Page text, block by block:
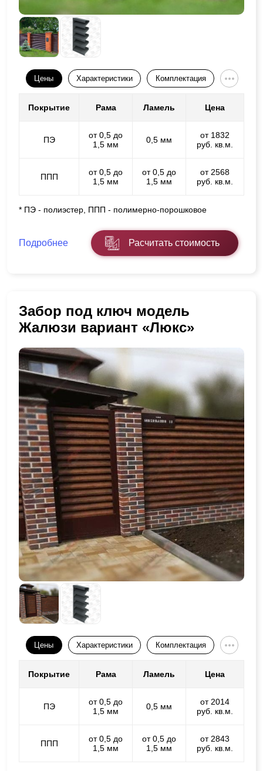
Цены Характеристики Комплектация
Покрытие Рама Ламель Цена
ПЭ
от 0,5 до
1,5 мм
0,5 мм
от 1832
руб. кв.м.
ППП
от 0,5 до
1,5 мм
от 0,5 до
1,5 мм
от 2568
руб. кв.м.
* ПЭ - полиэстер, ППП - полимерно-порошковое
Подробнее Расчитать стоимость
Забор под ключ модель
Жалюзи вариант «Люкс»
Цены Характеристики Комплектация
Покрытие Рама Ламель Цена
ПЭ
от 0,5 до
1,5 мм
0,5 мм
от 2014
руб. кв.м.
ППП
от 0,5 до
1,5 мм
от 0,5 до
1,5 мм
от 2843
руб. кв.м.